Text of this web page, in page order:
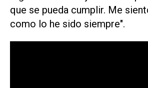
que se pueda cumplir. Me
como lo he sido siempre".